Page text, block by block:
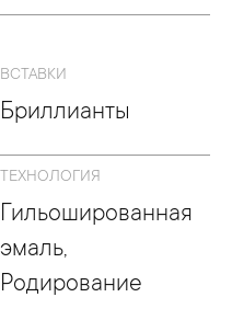
ВСТАВКИ
Бриллианты
ТЕХНОЛОГИЯ
Гильошированная
эмаль,
Родирование